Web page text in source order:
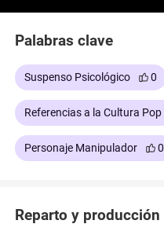
gags muy divertidos.
Palabras clave
Suspenso Psicológico 0
Referencias a la Cultura Pop
Personaje Manipulador 0
Reparto y producción